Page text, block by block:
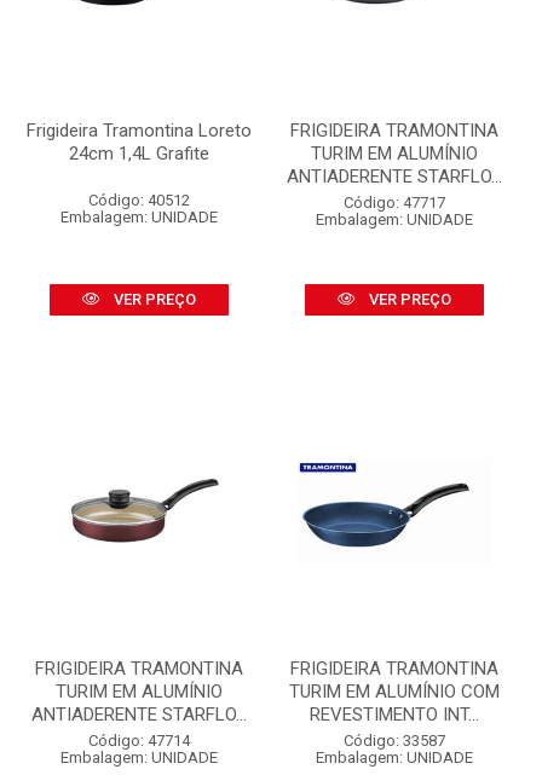
Frigideira Tramontina Loreto
24cm 1,4L Grafite
Código: 40512
Embalagem: UNIDADE
VER PREÇO
FRIGIDEIRA TRAMONTINA
TURIM EM ALUMÍNIO
ANTIADERENTE STARFLO...
Código: 47717
Embalagem: UNIDADE
VER PREÇO
FRIGIDEIRA TRAMONTINA
TURIM EM ALUMÍNIO
ANTIADERENTE STARFLO...
Código: 47714
Embalagem: UNIDADE
FRIGIDEIRA TRAMONTINA
TURIM EM ALUMÍNIO COM
REVESTIMENTO INT...
Código: 33587
Embalagem: UNIDADE